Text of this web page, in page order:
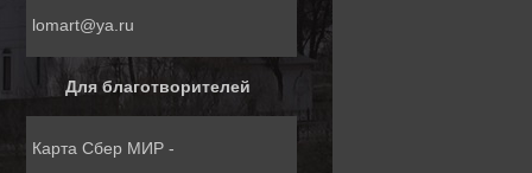
lomart@ya.ru
Для благотворителей
Карта Сбер МИР -